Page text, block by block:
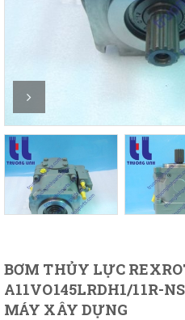
BƠM THỦY LỰC
A11VO145LRDH1/11R-
MÁY XÂY DỰNG